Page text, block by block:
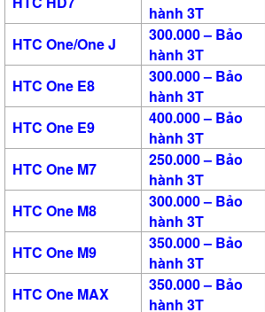
hành 3T
HTC One/One J
300.000 – Bảo
hành 3T
HTC One E8
300.000 – Bảo
hành 3T
HTC One E9
400.000 – Bảo
hành 3T
HTC One M7
250.000 – Bảo
hành 3T
HTC One M8
300.000 – Bảo
hành 3T
HTC One M9
350.000 – Bảo
hành 3T
HTC One MAX
350.000 – Bảo
hành 3T